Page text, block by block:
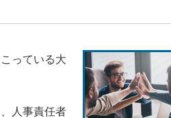
っている大
人事責任者